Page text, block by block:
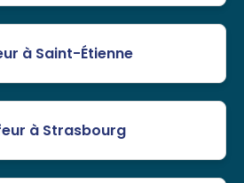
à Saint-Étienne
à Strasbourg